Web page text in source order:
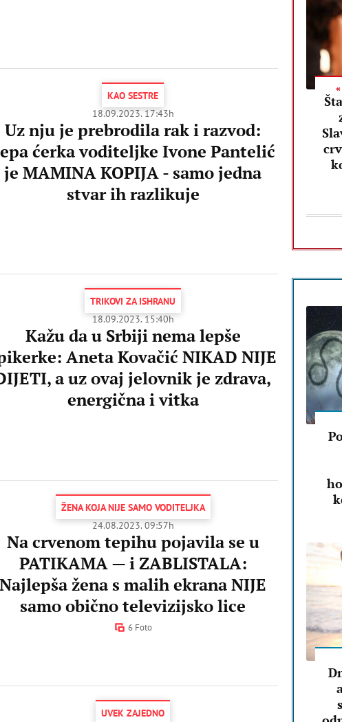
KAO SESTRE
18.09.2023. 17:43h
Uz nju je prebrodila rak i razvod:
ćerka voditeljke Ivone Pantelić
je MAMINA KOPIJA - samo jedna
stvar ih razlikuje
TRIKOVI ZA ISHRANU
18.09.2023. 15:40h
Kažu da u Srbiji nema lepše
Aneta Kovačić NIKAD NIJE
a uz ovaj jelovnik je zdrava,
energična i vitka
ŽENA KOJA NIJE SAMO VODITELJKA
24.08.2023. 09:57h
Na crvenom tepihu pojavila se u
PATIKAMA — i ZABLISTALA:
Najlepša žena s malih ekrana NIJE
samo obično televizijsko lice
6 Foto
UVEK ZAJEDNO